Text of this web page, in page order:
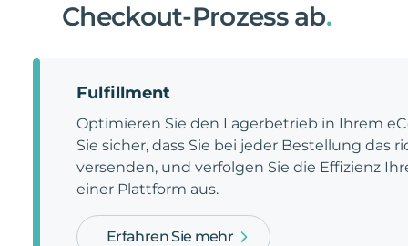
Checkout-Prozess ab.
Fulfillment
Optimieren Sie den Lagerbetrieb in Ihrem
Sie sicher, dass Sie bei jeder Bestellung das
versenden, und verfolgen Sie die Effizienz
einer Plattform aus.
Erfahren Sie mehr